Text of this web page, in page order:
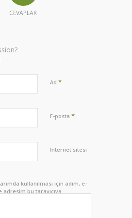
CEVAPLAR
Ad *
E-posta *
İnternet sitesi
kullanılması için adım, e-
bu tarayıcıya